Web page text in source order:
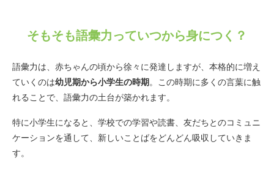
そもそも語彙力っていつから身につく？
語彙力は、赤ちゃんの頃から徐々に発達しますが、本格的に増え
ていくのは幼児期から小学生の時期。この時期に多くの言葉に触
れることで、語彙力の土台が築かれます。
特に小学生になると、学校での学習や読書、友だちとのコミュニ
ケーションを通して、新しいことばをどんどん吸収していきま
す。